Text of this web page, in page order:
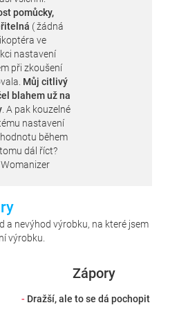
pomůcky,
( žádná
ve
nastavení
při zkoušení
Můj citlivý
blahem už na
. A pak kouzelné
nastavení
během
dál říct?
a nevýhod výrobku, na které jsem
výrobku.
Zápory
- Dražší, ale to se dá pochopit